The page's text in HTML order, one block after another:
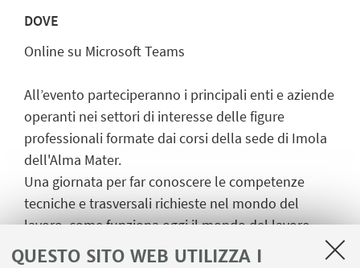
QUESTO SITO WEB UTILIZZA I
DOVE
Online su Microsoft Teams
All’evento parteciperanno i principali enti e aziende
operanti nei settori di interesse delle figure
professionali formate dai corsi della sede di Imola
dell'Alma Mater.
Una giornata per far conoscere le competenze
tecniche e trasversali richieste nel mondo del
lavoro, come funziona oggi il mondo del lavoro,
quali sono le opportunità professionali di vario